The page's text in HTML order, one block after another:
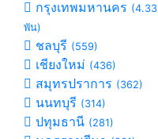
กรุงเทพมหานคร (4.33
พัน)
ชลบุรี (559)
เชียงใหม่ (436)
สมุทรปราการ (362)
นนทบุรี (314)
ปทุมธานี (281)